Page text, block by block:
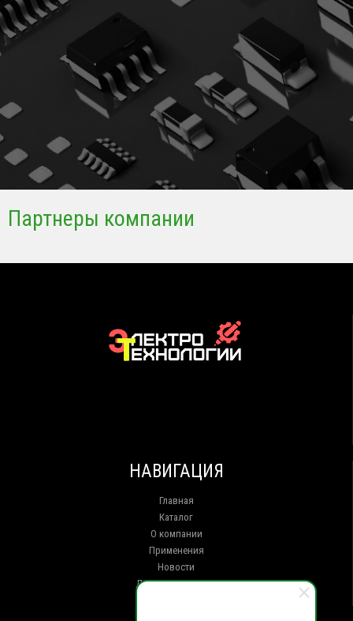
Партнеры компании
НАВИГАЦИЯ
Главная
Каталог
О компании
Применения
Новости
Доставка и оплата